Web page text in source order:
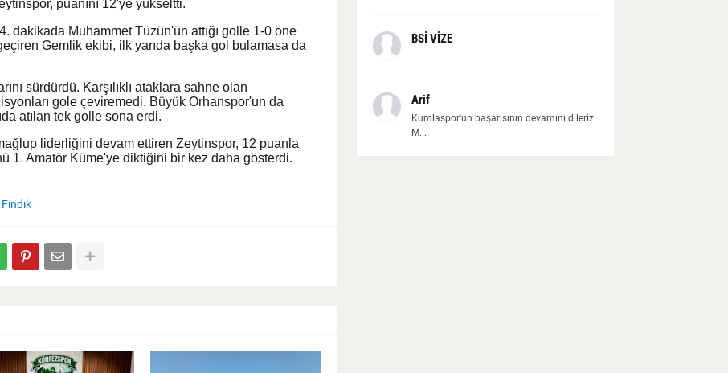
puanını 12'ye yükseltti.
dakikada Muhammet Tüzün'ün attığı golle 1-0 öne
Gemlik ekibi, ilk yarıda başka gol bulamasa da
sürdürdü. Karşılıklı ataklara sahne olan
gole çeviremedi. Büyük Orhanspor'un da
atılan tek golle sona erdi.
liderliğini devam ettiren Zeytinspor, 12 puanla
1. Amatör Küme'ye diktiğini bir kez daha gösterdi.
BSİ VİZE
Arif
Kumlaspor'un başarısının devamını dileriz.
M...